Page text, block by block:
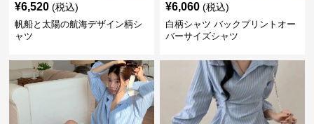
¥6,520 (税込)
帆船と太陽の航海デザイン柄シ
ャツ
¥6,060 (税込)
白柄シャツ バックプリントオー
バーサイズシャツ